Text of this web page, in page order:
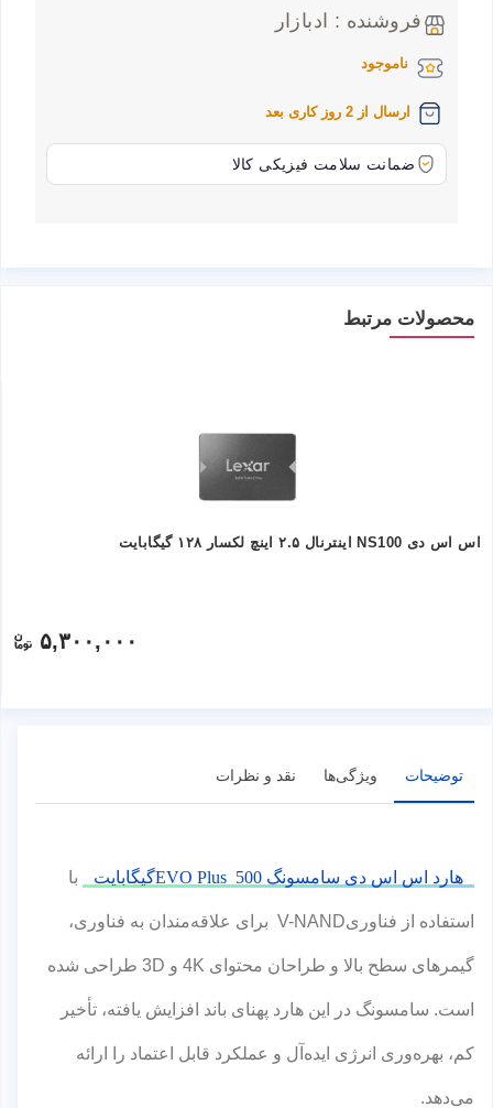
فروشنده : ادبازار
ناموجود
ارسال از 2 روز کاری بعد
ضمانت سلامت فیزیکی کالا
محصولات مرتبط
اس اس دی NS100 اینترنال ۲.۵ اینچ لکسار ۱۲۸ گیگابایت
۵,۳۰۰,۰۰۰
توضیحات ویژگی‌ها نقد و نظرات
هارد اس اس دی سامسونگ EVO Plus 500گیگابایت با
استفاده از فناوریV-NAND برای علاقه‌مندان به فناوری،
گیمرهای سطح بالا و طراحان محتوای 4K و 3D طراحی شده
است. سامسونگ در این هارد پهنای باند افزایش یافته، تأخیر
کم، بهره‌وری انرژی ایده‌آل و عملکرد قابل اعتماد را ارائه
می‌دهد.